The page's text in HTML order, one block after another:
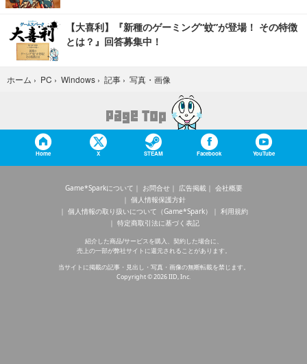
【大喜利】『新種のゲーミング“蚊”が登場！ その特徴
とは？』回答募集中！
ホーム › PC › Windows › 記事 › 写真・画像
Home X STEAM Facebook YouTube
Game*Sparkについて お問合せ 広告掲載
会社概要
個人情報保護方針
個人情報の取り扱いについて（Game*Spark）
利用規約
特定商取引法に基づく表記
紹介した商品/サービスを購入、契約した場合に、
売上の一部が弊社サイトに還元されることがあります。
当サイトに掲載の記事・見出し・写真・画像の無断転載を禁じます。
Copyright © 2026 IID, Inc.